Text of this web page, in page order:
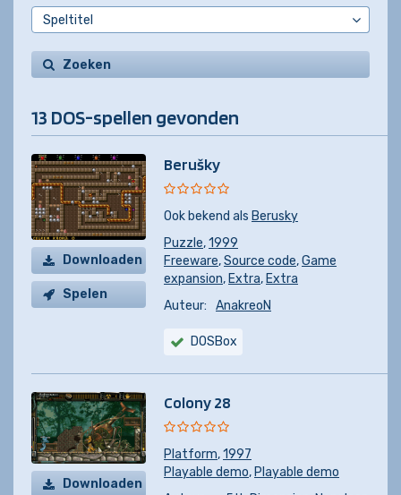
Zoeken
13 DOS-spellen gevonden
Downloaden
Spelen
Berušky
Ook bekend als Berusky
Puzzle,1999
Freeware,Source code,Game
expansion, Extra, Extra
Auteur:
AnakreoN
DOSBox
Downloaden
Colony 28
Platform,1997
Playable demo, Playable demo